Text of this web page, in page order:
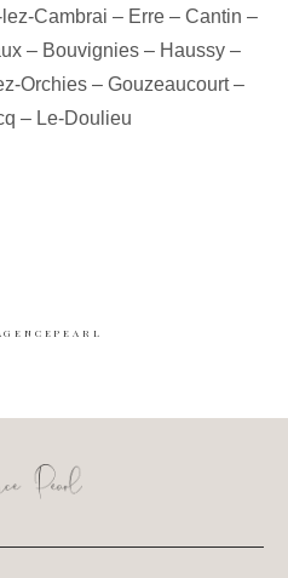
Cambrai – Erre– Cantin –
– Bouvignies – Haussy –
Orchies – Gouzeaucourt–
– Le-Doulieu